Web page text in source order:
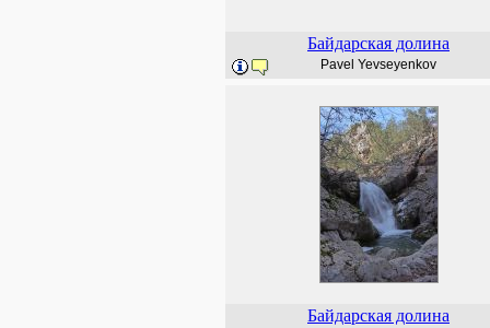
Байдарская долина
Pavel Yevseyenkov
Байдарская долина